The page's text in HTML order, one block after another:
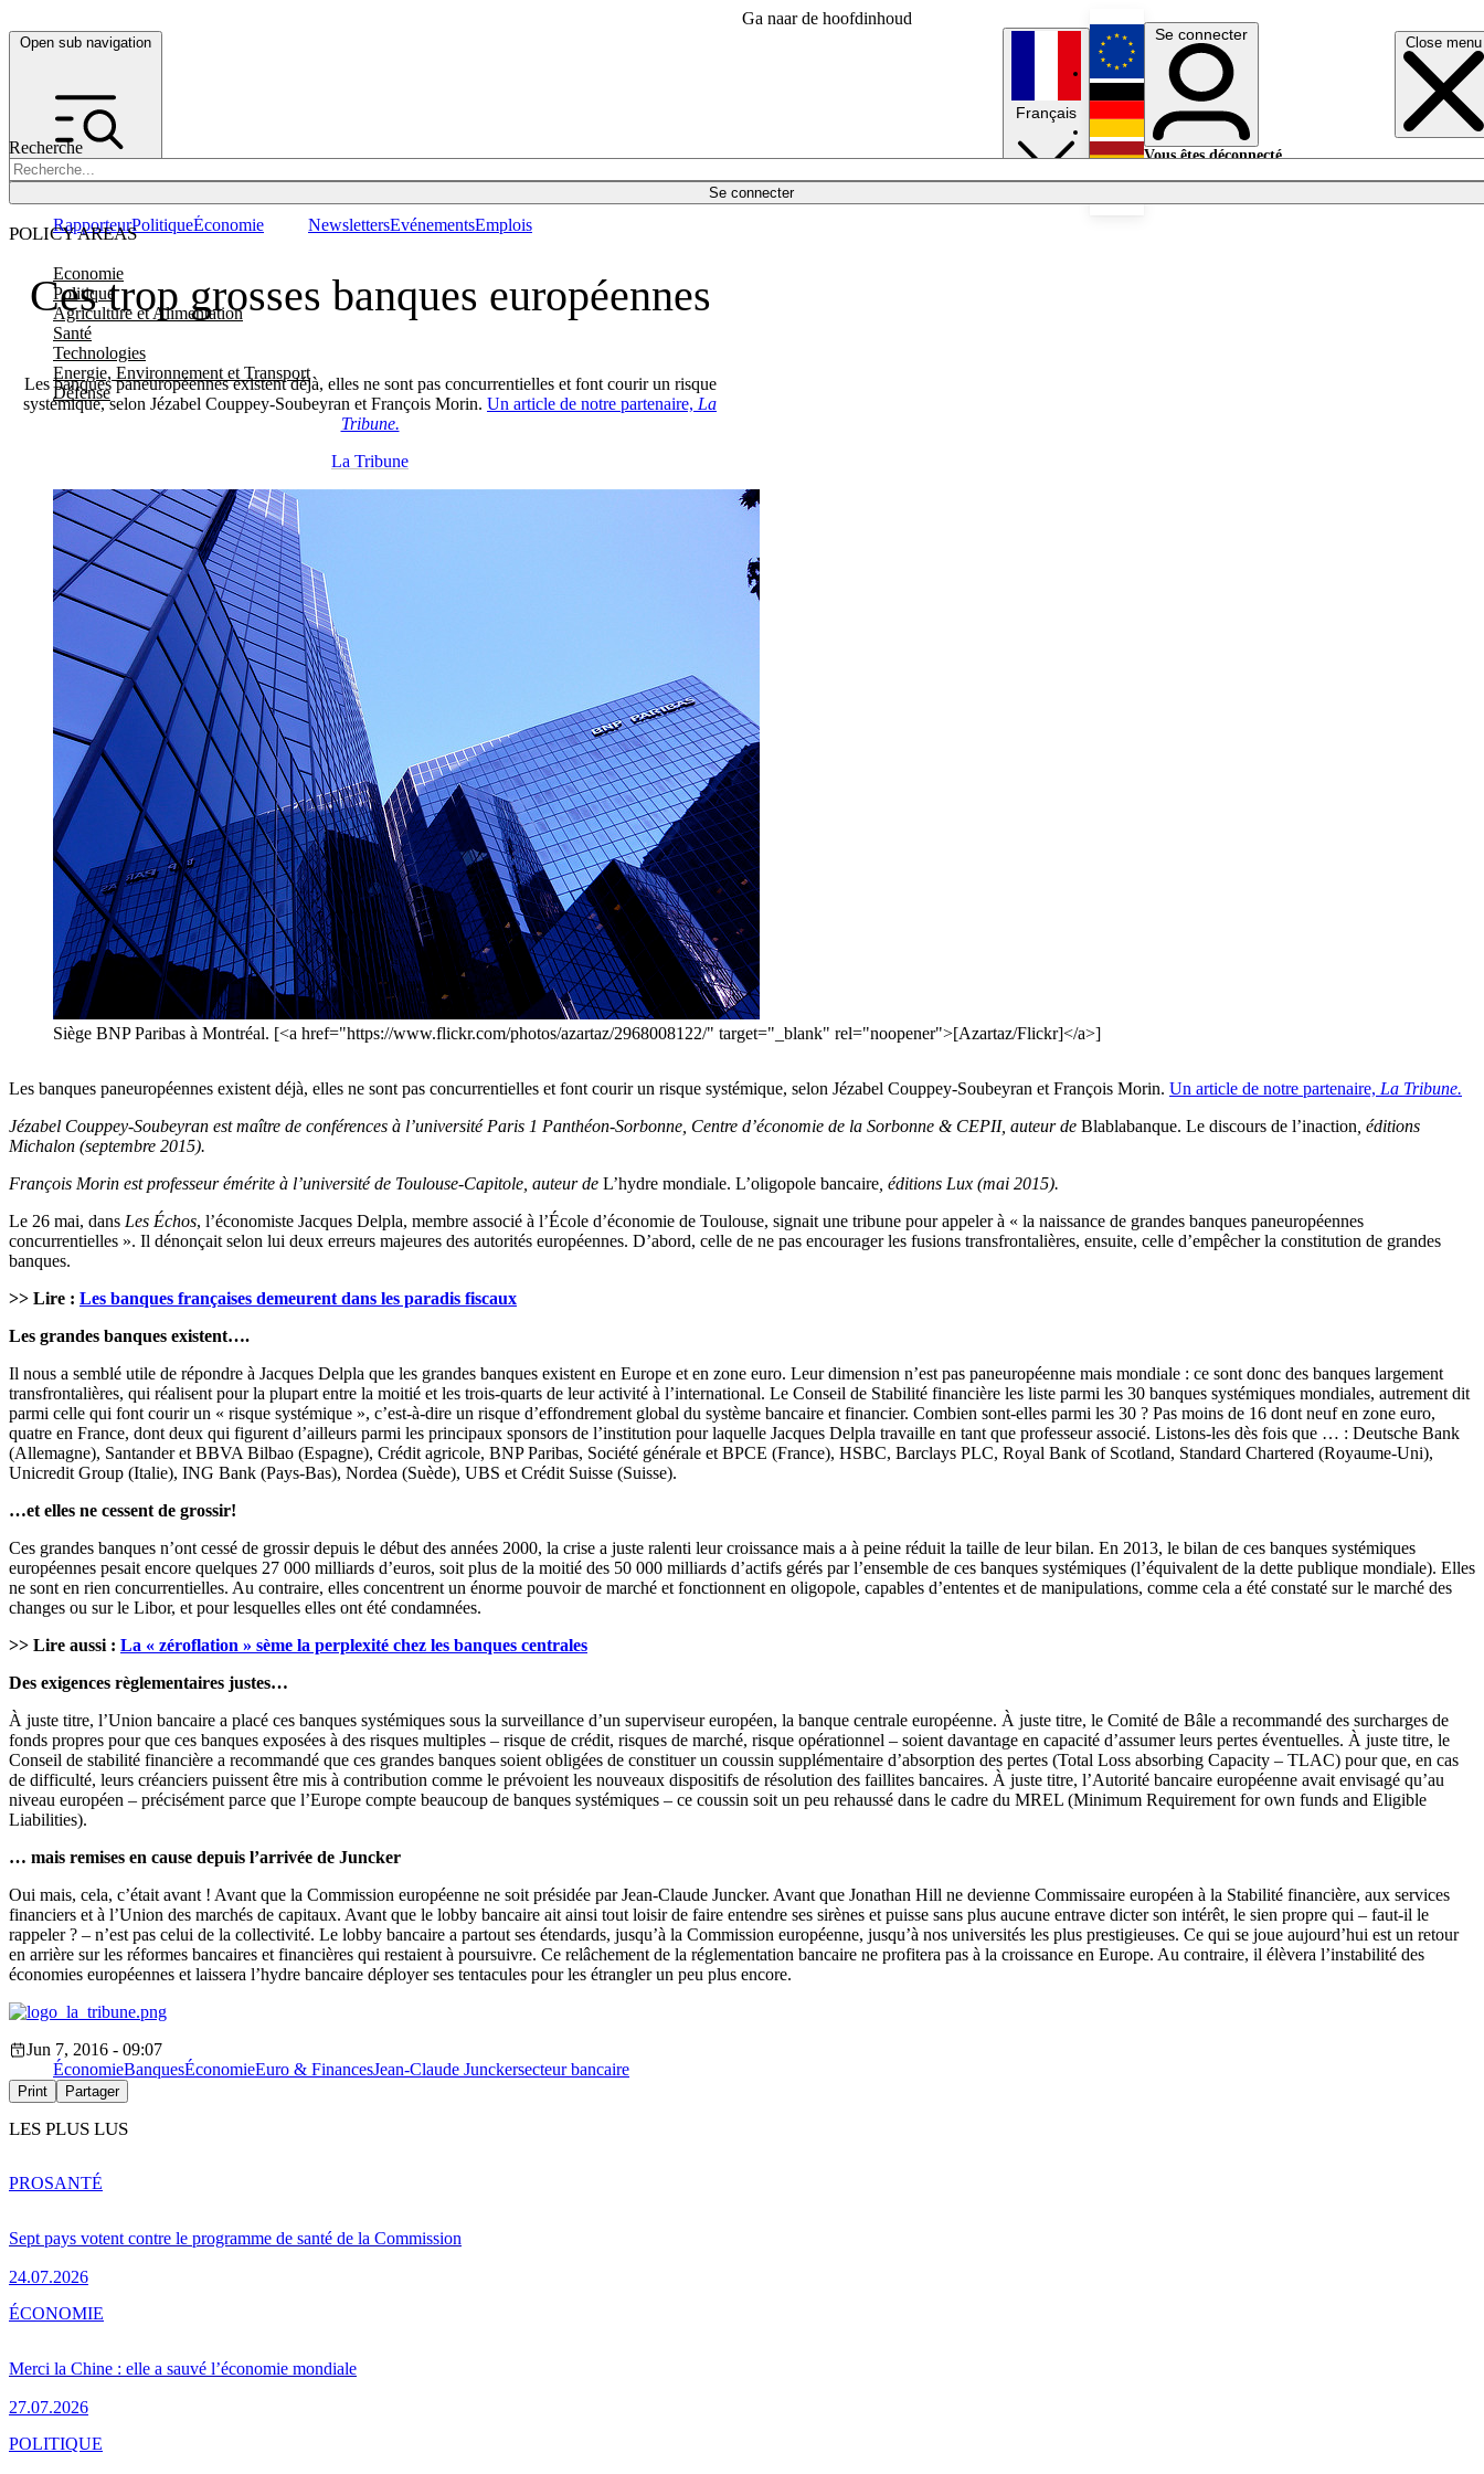
Ga naar de hoofdinhoud
Open sub navigation Close menu
Recherche
Se connecter
POLICY AREAS
Economie
Politique
Agriculture et Alimentation
Santé
Technologies
Energie, Environnement et Transport
Défense
RapporteurPolitiqueÉconomie NewslettersEvénementsEmplois
Français
English
Deutsch
Se connecter
Vous êtes déconnecté.
Ces trop grosses banques européennes
Les banques paneuropéennes existent déjà, elles ne sont pas concurrentielles et font courir un risque
systémique, selon Jézabel Couppey-Soubeyran et François Morin. Un article de notre partenaire, La
Tribune.
La Tribune
Siège BNP Paribas à Montréal. [<a href="https://www.flickr.com/photos/azartaz/2968008122/" target="_blank" rel="noopener">[Azartaz/Flickr]</a>]
Les banques paneuropéennes existent déjà, elles ne sont pas concurrentielles et font courir un risque systémique, selon Jézabel Couppey-Soubeyran et François Morin. Un article de notre partenaire, La Tribune.
Jézabel Couppey-Soubeyran est maître de conférences à l’université Paris 1 Panthéon-Sorbonne, Centre d’économie de la Sorbonne & CEPII, auteur de Blablabanque. Le discours de l’inaction , éditions
Michalon (septembre 2015).
François Morin est professeur émérite à l’université de Toulouse-Capitole, auteur de L’hydre mondiale. L’oligopole bancaire , éditions Lux (mai 2015).
Le 26 mai, dans Les Échos, l’économiste Jacques Delpla, membre associé à l’École d’économie de Toulouse, signait une tribune pour appeler à « la naissance de grandes banques paneuropéennes
concurrentielles ». Il dénonçait selon lui deux erreurs majeures des autorités européennes. D’abord, celle de ne pas encourager les fusions transfrontalières, ensuite, celle d’empêcher la constitution de grandes
banques.
>> Lire : Les banques françaises demeurent dans les paradis fiscaux
Les grandes banques existent….
Il nous a semblé utile de répondre à Jacques Delpla que les grandes banques existent en Europe et en zone euro. Leur dimension n’est pas paneuropéenne mais mondiale : ce sont donc des banques largement
transfrontalières, qui réalisent pour la plupart entre la moitié et les trois-quarts de leur activité à l’international. Le Conseil de Stabilité financière les liste parmi les 30 banques systémiques mondiales, autrement dit
parmi celle qui font courir un « risque systémique », c’est-à-dire un risque d’effondrement global du système bancaire et financier. Combien sont-elles parmi les 30 ? Pas moins de 16 dont neuf en zone euro,
quatre en France, dont deux qui figurent d’ailleurs parmi les principaux sponsors de l’institution pour laquelle Jacques Delpla travaille en tant que professeur associé. Listons-les dès fois que … : Deutsche Bank
(Allemagne), Santander et BBVA Bilbao (Espagne), Crédit agricole, BNP Paribas, Société générale et BPCE (France), HSBC, Barclays PLC, Royal Bank of Scotland, Standard Chartered (Royaume-Uni),
Unicredit Group (Italie), ING Bank (Pays-Bas), Nordea (Suède), UBS et Crédit Suisse (Suisse).
…et elles ne cessent de grossir!
Ces grandes banques n’ont cessé de grossir depuis le début des années 2000, la crise a juste ralenti leur croissance mais a à peine réduit la taille de leur bilan. En 2013, le bilan de ces banques systémiques
européennes pesait encore quelques 27 000 milliards d’euros, soit plus de la moitié des 50 000 milliards d’actifs gérés par l’ensemble de ces banques systémiques (l’équivalent de la dette publique mondiale). Elles
ne sont en rien concurrentielles. Au contraire, elles concentrent un énorme pouvoir de marché et fonctionnent en oligopole, capables d’ententes et de manipulations, comme cela a été constaté sur le marché des
changes ou sur le Libor, et pour lesquelles elles ont été condamnées.
>> Lire aussi : La « zéroflation » sème la perplexité chez les banques centrales
Des exigences règlementaires justes…
À juste titre, l’Union bancaire a placé ces banques systémiques sous la surveillance d’un superviseur européen, la banque centrale européenne. À juste titre, le Comité de Bâle a recommandé des surcharges de
fonds propres pour que ces banques exposées à des risques multiples – risque de crédit, risques de marché, risque opérationnel – soient davantage en capacité d’assumer leurs pertes éventuelles. À juste titre, le
Conseil de stabilité financière a recommandé que ces grandes banques soient obligées de constituer un coussin supplémentaire d’absorption des pertes (Total Loss absorbing Capacity – TLAC) pour que, en cas
de difficulté, leurs créanciers puissent être mis à contribution comme le prévoient les nouveaux dispositifs de résolution des faillites bancaires. À juste titre, l’Autorité bancaire européenne avait envisagé qu’au
niveau européen – précisément parce que l’Europe compte beaucoup de banques systémiques – ce coussin soit un peu rehaussé dans le cadre du MREL (Minimum Requirement for own funds and Eligible
Liabilities).
… mais remises en cause depuis l’arrivée de Juncker
Oui mais, cela, c’était avant ! Avant que la Commission européenne ne soit présidée par Jean-Claude Juncker. Avant que Jonathan Hill ne devienne Commissaire européen à la Stabilité financière, aux services
financiers et à l’Union des marchés de capitaux. Avant que le lobby bancaire ait ainsi tout loisir de faire entendre ses sirènes et puisse sans plus aucune entrave dicter son intérêt, le sien propre qui – faut-il le
rappeler ? – n’est pas celui de la collectivité. Le lobby bancaire a partout ses étendards, jusqu’à la Commission européenne, jusqu’à nos universités les plus prestigieuses. Ce qui se joue aujourd’hui est un retour
en arrière sur les réformes bancaires et financières qui restaient à poursuivre. Ce relâchement de la réglementation bancaire ne profitera pas à la croissance en Europe. Au contraire, il élèvera l’instabilité des
économies européennes et laissera l’hydre bancaire déployer ses tentacules pour les étrangler un peu plus encore.
Jun 7, 2016 - 09:07
ÉconomieBanquesÉconomieEuro & FinancesJean-Claude Junckersecteur bancaire
Print Partager
LES PLUS LUS
Sept pays votent contre le programme de santé de la Commission
24.07.2026
PROSANTÉ
Merci la Chine : elle a sauvé l’économie mondiale
27.07.2026
ÉCONOMIE
POLITIQUE